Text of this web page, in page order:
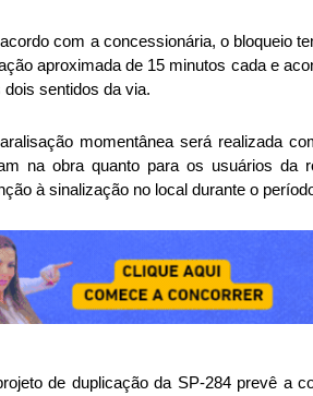
com a concessionária, o bloqueio
aproximada de 15 minutos cada e
dois sentidos da via.
momentânea será realizada
na obra quanto para os usuários da
à sinalização no local durante o
de duplicação da SP-284 prevê a